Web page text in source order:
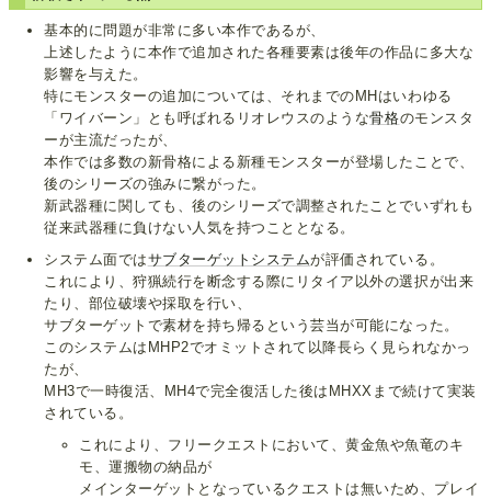
基本的に問題が非常に多い本作であるが、
上述したように本作で追加された各種要素は後年の作品に多大な
影響を与えた。
特にモンスターの追加については、それまでのMHはいわゆる
「ワイバーン」とも呼ばれるリオレウスのような骨格のモンスタ
ーが主流だったが、
本作では多数の新骨格による新種モンスターが登場したことで、
後のシリーズの強みに繋がった。
新武器種に関しても、後のシリーズで調整されたことでいずれも
従来武器種に負けない人気を持つこととなる。
システム面ではサブターゲットシステムが評価されている。
これにより、狩猟続行を断念する際にリタイア以外の選択が出来
たり、部位破壊や採取を行い、
サブターゲットで素材を持ち帰るという芸当が可能になった。
このシステムはMHP2でオミットされて以降長らく見られなかっ
たが、
MH3で一時復活、MH4で完全復活した後はMHXXまで続けて実装
されている。
これにより、フリークエストにおいて、黄金魚や魚竜のキ
モ、運搬物の納品が
メインターゲットとなっているクエストは無いため、プレイ